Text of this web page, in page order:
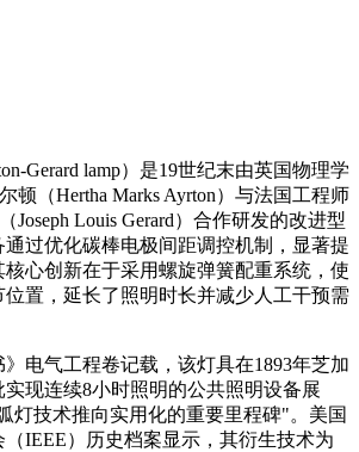
Gerard lamp）是19世纪末由英国物理学
顿（Hertha Marks Ayrton）与法国工程师
Joseph Louis Gerard）合作研发的改进型
过优化碳棒电极间距调控机制，显著提
心创新在于采用螺旋弹簧配重系统，使
置，延长了照明时长并减少人工干预需
电气工程卷记载，该灯具在1893年芝加
现连续8小时照明的公共照明设备展
灯技术推向实用化的重要里程碑"。美国
IEEE）历史档案显示，其衍生技术为